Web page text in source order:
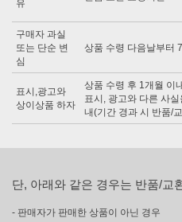
유
구매자 과실
또는 단순 변
심
상품 수령 다음날부터
표시,광고와
상이상품 하자
상품 수령 후 1개월 이
표시, 광고와 다른 사
내(기간 경과 시 반품/
단, 아래와 같은 경우는 반품/교
- 판매자가 판매한 상품이 아닌 경우